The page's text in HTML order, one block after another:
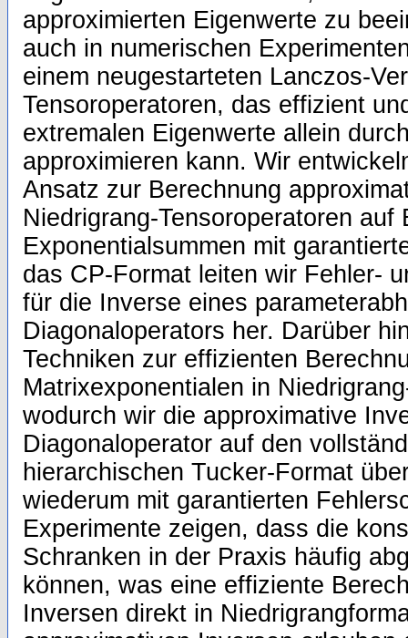
approximierten Eigenwerte zu
auch in numerischen
einem neugestarteten Lanczos-
Tensoroperatoren, das effizient
extremalen Eigenwerte allein
approximieren kann. Wir
Ansatz zur Berechnung
Niedrigrang-Tensoroperatoren auf
Exponentialsummen mit
das CP-Format leiten wir Fehler-
für die Inverse eines
Diagonaloperators her. Darüber
Techniken zur effizienten
Matrixexponentialen in
wodurch wir die approximative
Diagonaloperator auf den
hierarchischen Tucker-Format
wiederum mit garantierten
Experimente zeigen, dass die
Schranken in der Praxis häufig
können, was eine effiziente
Inversen direkt in